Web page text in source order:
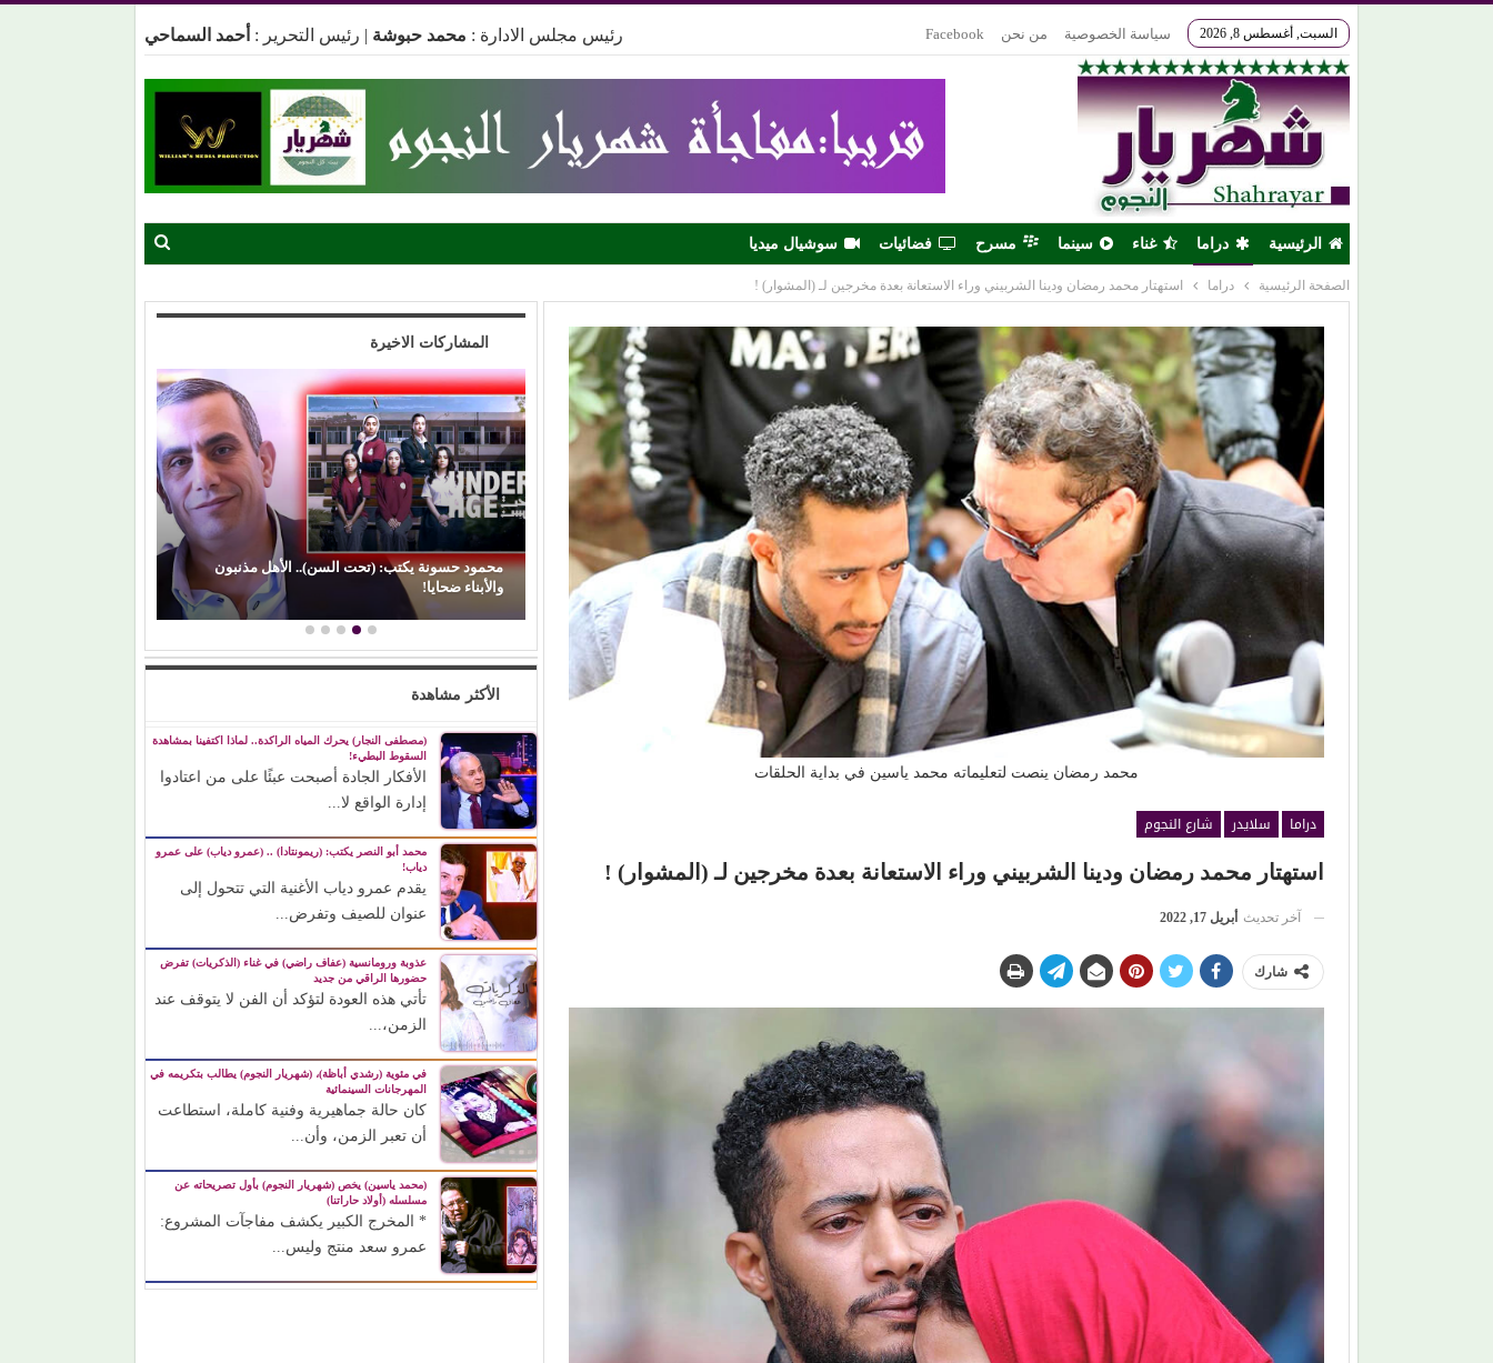
السبت, أغسطس 8, 2026 سياسة الخصوصية من نحن Facebook رئيس مجلس الادارة : محمد حبوشة | رئيس التحرير : أحمد السماحي
الرئيسية دراما غناء سينما مسرح فضائيات سوشيال ميديا
الصفحة الرئيسية دراما استهتار محمد رمضان ودينا الشربيني وراء الاستعانة بعدة مخرجين لـ (المشوار) !
محمد رمضان ينصت لتعليماته محمد ياسين في بداية الحلقات
دراما سلايدر
شارع النجوم
استهتار محمد رمضان ودينا الشربيني وراء الاستعانة بعدة مخرجين لـ (المشوار) !
آخر تحديث أبريل 17, 2022
شارك
المشاركات الاخيرة
حين ماتت الحكاية.. الفن المصري يفقد قدرته على
صناعة الهوية الوطنية (1)
محمود حسونة يكتب: (تحت السن).. الأهل مذنبون
والأبناء ضحايا!
(الفن) والسياسة: عندما تتحول الريشة إلى سلاح
الأكثر مشاهدة
(مصطفى النجار) يحرك المياه الراكدة.. لماذا اكتفينا بمشاهدة
السقوط البطيء!
الأفكار الجادة أصبحت عبئًا على من اعتادوا
إدارة الواقع لا...
محمد أبو النصر يكتب: (ريمونتادا) .. (عمرو دياب) على عمرو
دياب!
يقدم عمرو دياب الأغنية التي تتحول إلى
عنوان للصيف وتفرض...
عذوبة ورومانسية (عفاف راضي) في غناء (الذكريات) تفرض
حضورها الراقي من جديد
تأتي هذه العودة لتؤكد أن الفن لا يتوقف عند
الزمن،...
في مئوية (رشدي أباظة)، (شهريار النجوم) يطالب بتكريمه في
المهرجانات السينمائية
كان حالة جماهيرية وفنية كاملة، استطاعت
أن تعبر الزمن، وأن...
(محمد ياسين) يخص (شهريار النجوم) بأول تصريحاته عن
مسلسله (أولاد حاراتنا)
* المخرج الكبير يكشف مفاجآت المشروع:
عمرو سعد منتج وليس...